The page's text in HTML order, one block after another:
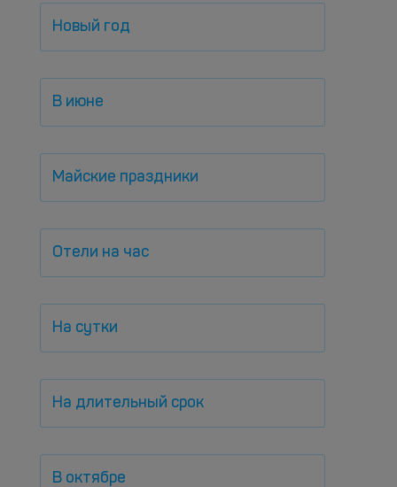
Новый год
В июне
Майские праздники
Отели на час
На сутки
На длительный срок
В октябре